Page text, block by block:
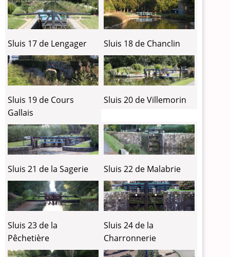
Sluis 17 de Lengager Sluis 18 de Chanclin
Sluis 19 de Cours
Gallais
Sluis 20 de Villemorin
Sluis 21 de la Sagerie Sluis 22 de Malabrie
Sluis 23 de la
Pêchetière
Sluis 24 de la
Charronnerie